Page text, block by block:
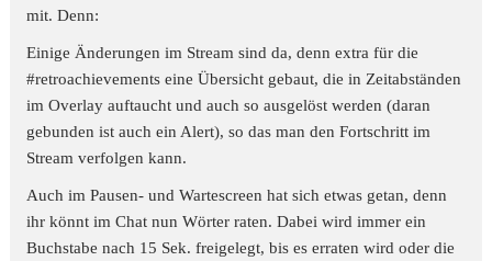
mit. Denn:
Einige Änderungen im Stream sind da, denn extra für die
#retroachievements eine Übersicht gebaut, die in Zeitabständen
im Overlay auftaucht und auch so ausgelöst werden (daran
gebunden ist auch ein Alert), so das man den Fortschritt im
Stream verfolgen kann.
Auch im Pausen- und Wartescreen hat sich etwas getan, denn
ihr könnt im Chat nun Wörter raten. Dabei wird immer ein
Buchstabe nach 15 Sek. freigelegt, bis es erraten wird oder die